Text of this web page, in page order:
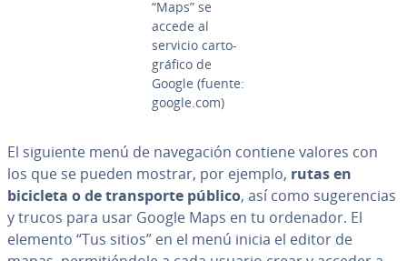
“Maps” se
accede al
servicio ca­r­to­
grá­fi­co de
Google (fuente:
google.com)
El siguiente menú de na­ve­ga­ción contiene valores con
los que se pueden mostrar, por ejemplo, rutas en
bicicleta o de tra­n­s­po­r­te público, así como su­ge­re­n­cias
y trucos para usar Google Maps en tu ordenador. El
elemento “Tus sitios” en el menú inicia el editor de